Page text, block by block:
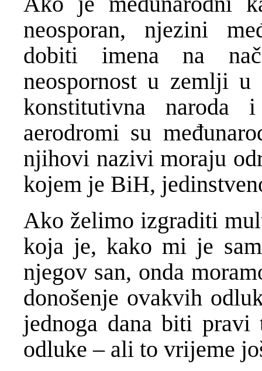
neosporan, njezini
dobiti imena na
neospornost u zemlji
konstitutivna naroda
aerodromi su
njihovi nazivi moraju
kojem je BiH,
Ako želimo izgraditi
koja je, kako mi je
njegov san, onda
donošenje ovakvih
jednoga dana biti pravi
odluke – ali to vrijeme